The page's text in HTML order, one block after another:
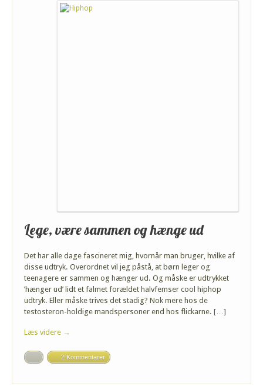
Lege, være sammen og hænge ud
Det har alle dage fascineret mig, hvornår man bruger, hvilke af
disse udtryk. Overordnet vil jeg påstå, at børn leger og
teenagere er sammen og hænger ud. Og måske er udtrykket
’hænger ud’ lidt et falmet forældet halvfemser cool hiphop
udtryk. Eller måske trives det stadig? Nok mere hos de
testosteron-holdige mandspersoner end hos flickarne. […]
Læs videre →
2 Kommentarer